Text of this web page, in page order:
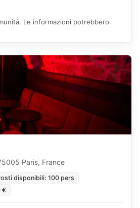
Le informazioni potrebbero
Paris, France
disponibili: 100 pers
€